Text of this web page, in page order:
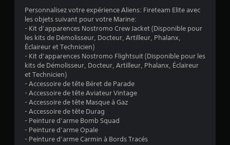
:
4
9
Personnalisez votre expérience Aliens: Fireteam Elite avec
les objets suivant pour votre Marine:
- Kit d’apparences Nostromo Crew Jacket (Disponible pour
les kits de Démolisseur, Docteur, Artilleur, Phalanx,
Éclaireur et Technicien)
- Kit d’apparences Nostromo Flightsuit (Disponible pour les
kits de Démolisseur, Docteur, Artilleur, Phalanx, Éclaireur
et Technicien)
- Accessoire de tête Béret de Parade
- Accessoire de tête Aviateur Vintage
- Accessoire de tête Masque à Gaz
- Accessoire de tête Durag
- Peinture d’arme Bomb Squad
- Peinture d’arme Opale
- Peinture d’arme Carmin à Bords Tracés